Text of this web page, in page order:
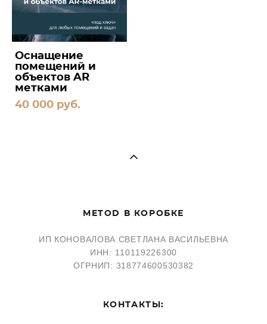
Оснащение
помещений и
объектов AR
метками
40 000 pуб.
METOD В КОРОБКЕ
ИП КОНОВАЛОВА СВЕТЛАНА ВАСИЛЬЕВНА
ИНН: 110119226300
ОГРНИП: 318774600530382
КОНТАКТЫ: